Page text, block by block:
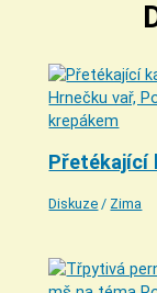
Přetékající
Diskuze / Zima